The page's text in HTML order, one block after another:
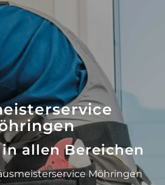
allen Bereichen
Möhringen